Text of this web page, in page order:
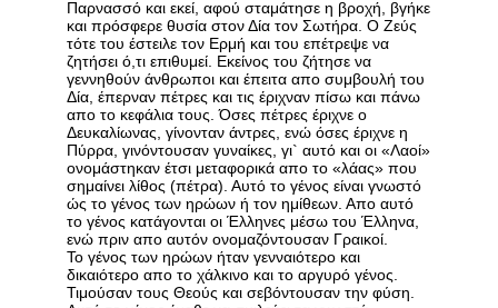
Παρνασσό και εκεί, αφού σταμάτησε η βροχή, βγήκε
και πρόσφερε θυσία στον Δία τον Σωτήρα. Ο Ζεύς
τότε του έστειλε τον Ερμή και του επέτρεψε να
ζητήσει ό,τι επιθυμεί. Εκείνος του ζήτησε να
γεννηθούν άνθρωποι και έπειτα απο συμβουλή του
Δία, έπερναν πέτρες και τις έριχναν πίσω και πάνω
απο το κεφάλια τους. Όσες πέτρες έριχνε ο
Δευκαλίωνας, γίνονταν άντρες, ενώ όσες έριχνε η
Πύρρα, γινόντουσαν γυναίκες, γι` αυτό και οι «Λαοί»
ονομάστηκαν έτσι μεταφορικά απο το «λάας» που
σημαίνει λίθος (πέτρα). Αυτό το γένος είναι γνωστό
ώς το γένος των ηρώων ή τον ημίθεων. Απο αυτό
το γένος κατάγονται οι Έλληνες μέσω του Έλληνα,
ενώ πριν απο αυτόν ονομαζόντουσαν Γραικοί.
Το γένος των ηρώων ήταν γενναιότερο και
δικαιότερο απο το χάλκινο και το αργυρό γένος.
Τιμούσαν τους Θεούς και σεβόντουσαν την φύση.